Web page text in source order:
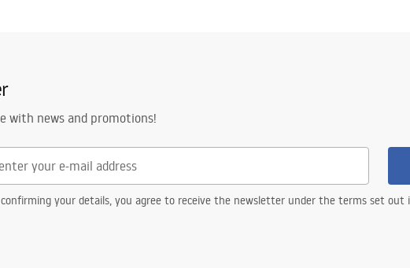
with news and promotions!
your details, you agree to receive the newsletter under the terms set